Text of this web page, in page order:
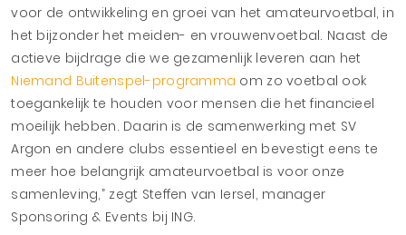
voor de ontwikkeling en groei van het amateurvoetbal, in
het bijzonder het meiden- en vrouwenvoetbal. Naast de
actieve bijdrage die we gezamenlijk leveren aan het
Niemand Buitenspel-programma om zo voetbal ook
toegankelijk te houden voor mensen die het financieel
moeilijk hebben. Daarin is de samenwerking met SV
Argon en andere clubs essentieel en bevestigt eens te
meer hoe belangrijk amateurvoetbal is voor onze
samenleving,” zegt Steffen van Iersel, manager
Sponsoring & Events bij ING.